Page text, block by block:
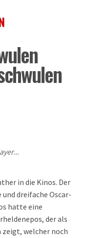
in die Kinos. Der
dreifache Oscar-
hatte eine
der als
zeigt, welcher noch